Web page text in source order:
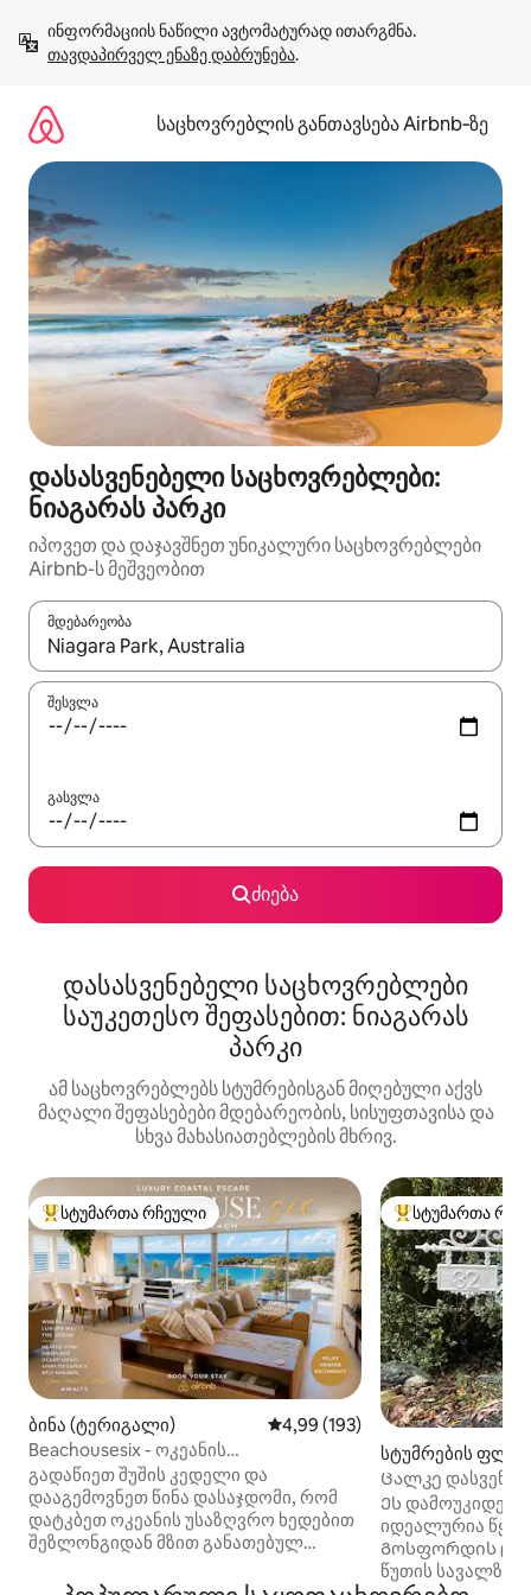
გადასვლა
თავდაპირველ ენაზე დაბრუნება.
საცხოვრებლის განთავსება Airbnb‑ზე
დასასვენებელი საცხოვრებლები:
ნიაგარას პარკი
იპოვეთ და დაჯავშნეთ უნიკალური საცხოვრებლები
Airbnb-ს მეშვეობით
მდებარეობა
როცა შედეგები ხელმისაწვდომი გახდება, ნავიგაციისთვის
შესვლა
გასვლა
ძიება
დასასვენებელი საცხოვრებლები
საუკეთესო შეფასებით: ნიაგარას
პარკი
ამ საცხოვრებლებს სტუმრებისგან მიღებული აქვს
მაღალი შეფასებები მდებარეობის, სისუფთავისა და
სხვა მახასიათებლების მხრივ.
სტუმართა რჩეული მოწინავე ვარიანტი
სტუმართა რჩეული
ბინა (ტერიგალი) საშუალო შეფასებაა 5‑დან
4,99 (193)
Beachousesix - ოკეანის
განსაცვიფრებელი ხედები დახვეწილი
სახლიდან
გადაწიეთ შუშის კედელი და
დააგემოვნეთ წინა დასაჯდომი, რომ
დატკბეთ ოკეანის უსაზღვრო ხედებით
შეზლონგიდან მზით განათებულ
დივანზე წიგნით. Მოამზადეთ კერძები
სტუმართა
სტუმართა
სტუმრების
ara Park)
Ცალკე
Ეს
იდეალურია
Გოსფორდის
წუთის სავალზე